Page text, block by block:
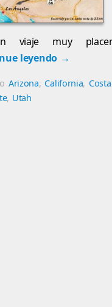
viaje muy
leyendo →
Arizona, California,
, Utah